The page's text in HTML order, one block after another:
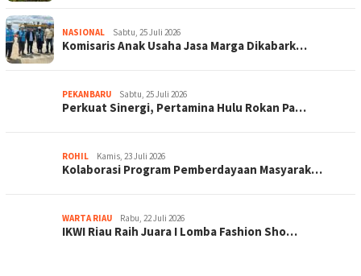
NASIONAL Sabtu, 25 Juli 2026
Komisaris Anak Usaha Jasa Marga Dikabark…
PEKANBARU Sabtu, 25 Juli 2026
Perkuat Sinergi, Pertamina Hulu Rokan Pa…
ROHIL Kamis, 23 Juli 2026
Kolaborasi Program Pemberdayaan Masyarak…
WARTA RIAU Rabu, 22 Juli 2026
IKWI Riau Raih Juara I Lomba Fashion Sho…